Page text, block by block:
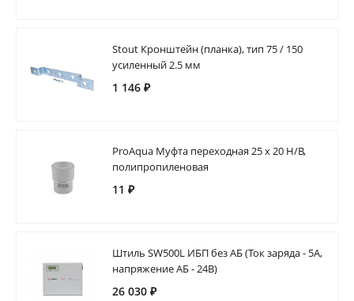
Stout Кронштейн (планка), тип 75 / 150
усиленный 2.5 мм
1 146 ₽
ProAqua Муфта переходная 25 х 20 Н/В,
полипропиленовая
11 ₽
Штиль SW500L ИБП без АБ (Ток заряда - 5А,
напряжение АБ - 24В)
26 030 ₽